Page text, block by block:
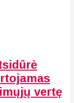
vertę